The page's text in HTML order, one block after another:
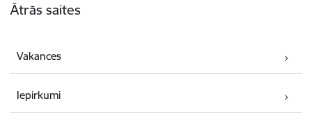
Ātrās saites
Vakances
Iepirkumi